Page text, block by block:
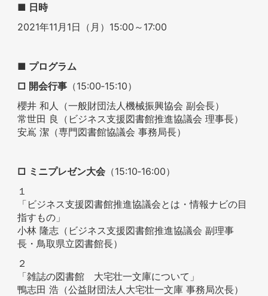
■ 日時
2021年11月1日（月）15:00～17:00
■ プログラム
□ 開会行事 （15:00‐15:10）
櫻井 和人（一般財団法人機械振興協会 副会長）
常世田 良（ビジネス支援図書館推進協議会 理事長）
安嶌 潔（専門図書館協議会 事務局長）
□ ミニプレゼン大会 （15:10‐16:00）
１
「ビジネス支援図書館推進協議会とは・情報ナビの目
指すもの」
小林 隆志（ビジネス支援図書館推進協議会 副理事
長・鳥取県立図書館長）
２
「雑誌の図書館 大宅壮一文庫について」
鴨志田 浩（公益財団法人大宅壮一文庫 事務局次長）